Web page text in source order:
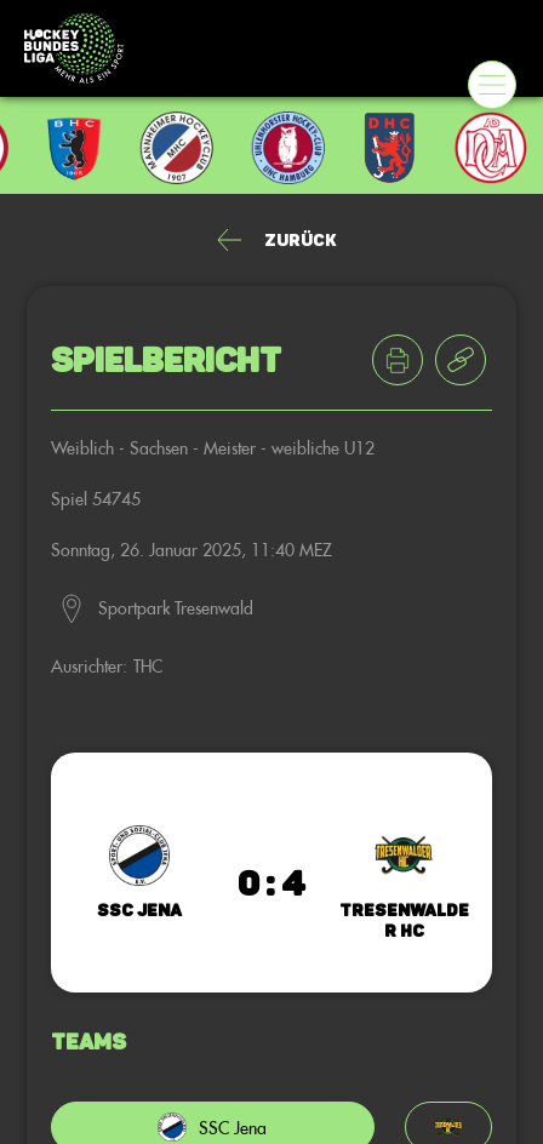
Zurück
Spielbericht
Weiblich - Sachsen - Meister - weibliche U12
Spiel 54745
Sonntag, 26. Januar 2025, 11:40 MEZ
Sportpark Tresenwald
Ausrichter: THC
SSC Jena
0 : 4
Tresenwalde
r HC
Teams
SSC Jena